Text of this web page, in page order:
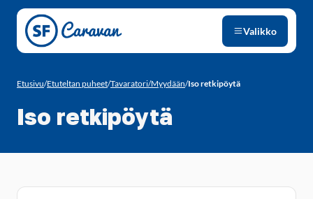
Siirry sivun sisältöön
Valikko
Etusivu/Etuteltan puheet/Tavaratori/Myydään/Iso retkipöytä
Iso retkipöytä